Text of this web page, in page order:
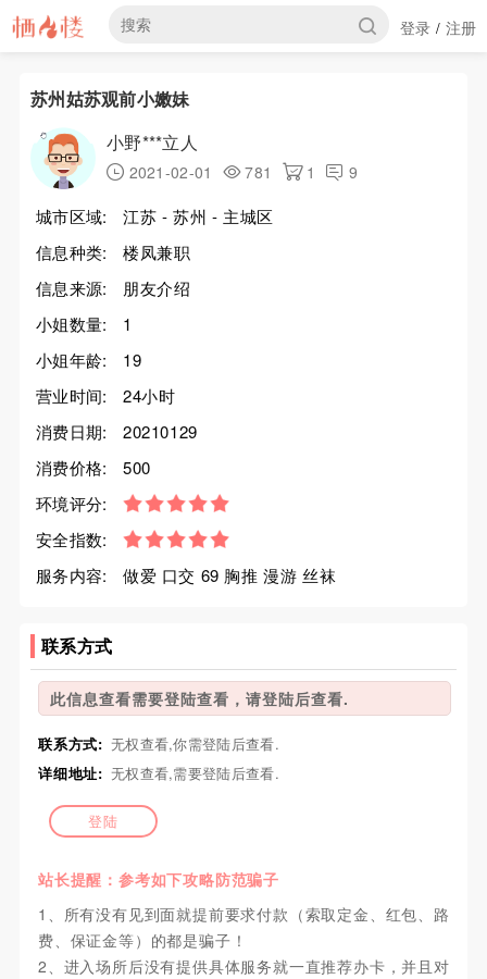
登录 / 注册
苏州姑苏观前小嫩妹
小野***立人
2021-02-01 781 1 9
城市区域:
江苏 - 苏州 - 主城区
信息种类:
楼凤兼职
信息来源:
朋友介绍
小姐数量:
1
小姐年龄:
19
营业时间:
24小时
消费日期:
20210129
消费价格:
500
环境评分:
安全指数:
服务内容:
做爱 口交 69 胸推 漫游 丝袜
联系方式
此信息查看需要登陆查看，请登陆后查看.
联系方式: 无权查看,你需登陆后查看.
详细地址: 无权查看,需要登陆后查看.
登陆
站长提醒：参考如下攻略防范骗子
1、所有没有见到面就提前要求付款（索取定金、红包、路
费、保证金等）的都是骗子！
2、进入场所后没有提供具体服务就一直推荐办卡，并且对